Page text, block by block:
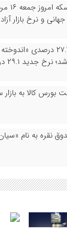
و نرخ بازار
آخرین سود ۲۷.۷ درصدی
جدید ۲۹.۱ درصد
بورس کالا به
نقره به نام